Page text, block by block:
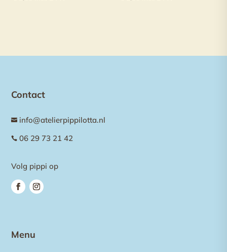
Contact
 info@atelierpippilotta.nl
 06 29 73 21 42
Volg pippi op
Menu